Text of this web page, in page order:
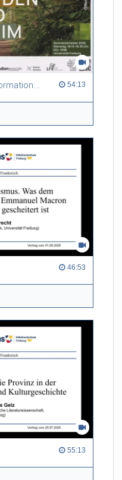
Between tradition and transformation: how owners, advisers and institutions co-create knowledge for resilient forests in Europe 54:13
46:53
55:13